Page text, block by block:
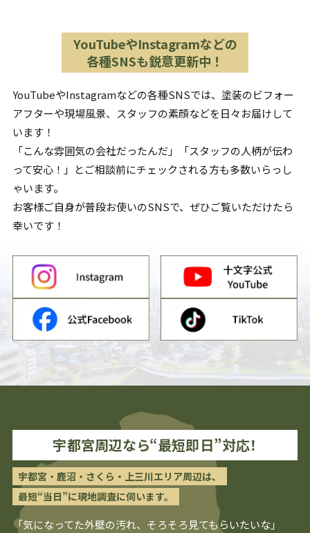
YouTubeやInstagramなどの
各種SNSも鋭意更新中！
YouTubeやInstagramなどの各種SNSでは、塗装のビフォー
アフターや現場風景、スタッフの素顔などを日々お届けして
います！
「こんな雰囲気の会社だったんだ」「スタッフの人柄が伝わ
って安心！」とご相談前にチェックされる方も多数いらっし
ゃいます。
お客様ご自身が普段お使いのSNSで、ぜひご覧いただけたら
幸いです！
宇都宮周辺なら“最短即日”対応！
宇都宮・鹿沼・さくら・上三川エリア周辺は、
最短“当日”に現地調査に伺います。
「気になってた外壁の汚れ、そろそろ見てもらいたいな」